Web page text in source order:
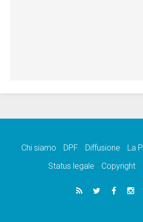
Chi siamo DPF Diffusione La
Status legale
Copyright